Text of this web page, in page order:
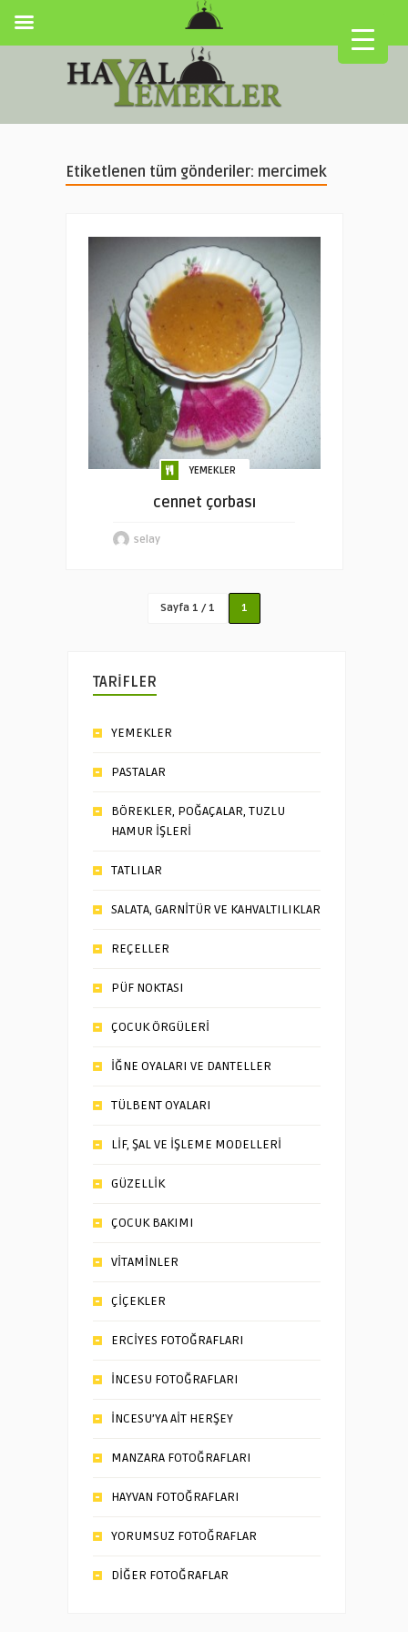
Etiketlenen tüm gönderiler: mercimek
YEMEKLER
cennet çorbası
selay
Sayfa 1 / 1 1
TARİFLER
YEMEKLER
PASTALAR
BÖREKLER, POĞAÇALAR, TUZLU
HAMUR İŞLERİ
TATLILAR
SALATA, GARNİTÜR VE KAHVALTILIKLAR
REÇELLER
PÜF NOKTASI
ÇOCUK ÖRGÜLERİ
İĞNE OYALARI VE DANTELLER
TÜLBENT OYALARI
LİF, ŞAL VE İŞLEME MODELLERİ
GÜZELLİK
ÇOCUK BAKIMI
VİTAMİNLER
ÇİÇEKLER
ERCİYES FOTOĞRAFLARI
İNCESU FOTOĞRAFLARI
İNCESU’YA AİT HERŞEY
MANZARA FOTOĞRAFLARI
HAYVAN FOTOĞRAFLARI
YORUMSUZ FOTOĞRAFLAR
DİĞER FOTOĞRAFLAR